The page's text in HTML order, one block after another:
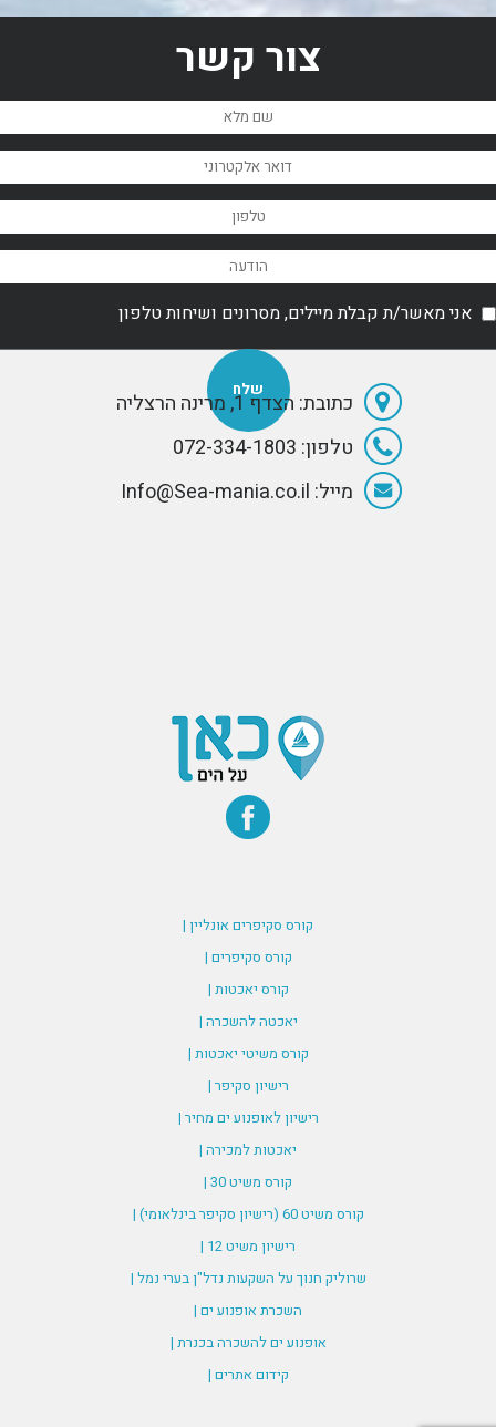
צור קשר
אני מאשר/ת קבלת מיילים, מסרונים ושיחות טלפון
כתובת: הצדף 1, מרינה הרצליה
טלפון: 072-334-1803
מייל: Info@Sea-mania.co.il
קורס סקיפרים אונליין |
קורס סקיפרים |
קורס יאכטות |
יאכטה להשכרה |
קורס משיטי יאכטות |
רישיון סקיפר |
רישיון לאופנוע ים מחיר |
יאכטות למכירה |
קורס משיט 30 |
קורס משיט 60 (רישיון סקיפר בינלאומי) |
רישיון משיט 12 |
שרוליק חנוך על השקעות נדל"ן בערי נמל |
השכרת אופנוע ים |
אופנוע ים להשכרה בכנרת |
קידום אתרים |